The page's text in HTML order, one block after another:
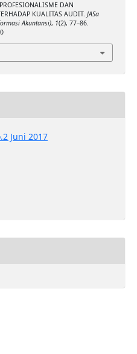
DAN
KUALITAS AUDIT. JASa
Akuntansi), 1(2), 77–86.
Juni 2017